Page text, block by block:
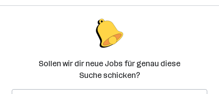
Sollen wir dir neue Jobs für genau diese
Suche schicken?